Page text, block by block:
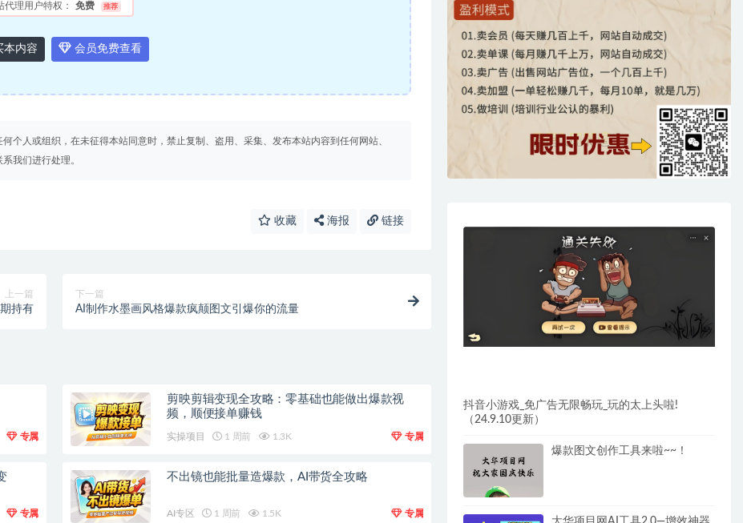
代理用户特权： 免费 推荐
本内容 会员免费查看
个人或组织，在未征得本站同意时，禁止复制、盗用、采集、发布本站内容到任何网站、
我们进行处理。
收藏 海报 链接
上一篇
持有
下一篇
AI制作水墨画风格爆款疯颠图文引爆你的流量
专属
剪映剪辑变现全攻略：零基础也能做出爆款视
频，顺便接单赚钱
实操项目 1 周前 1.3K 专属
专属
不出镜也能批量造爆款，AI带货全攻略
AI专区 1 周前 1.5K 专属
抖音小游戏_免广告无限畅玩_玩的太上头啦!
（24.9.10更新）
爆款图文创作工具来啦~~！